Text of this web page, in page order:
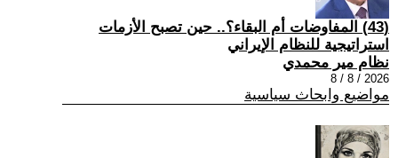
(43) المفاوضات أم البقاء؟.. حين تصبح الأزمات
استراتيجية للنظام الإيراني
نظام مير محمدي
2026 / 8 / 8
مواضيع وابحاث سياسية